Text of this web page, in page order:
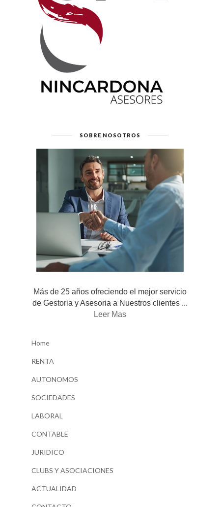
SOBRE NOSOTROS
Más de 25 años ofreciendo el mejor servicio
de Gestoria y Asesoria a Nuestros clientes ...
Leer Mas
Home
RENTA
AUTONOMOS
SOCIEDADES
LABORAL
CONTABLE
JURIDICO
CLUBS Y ASOCIACIONES
ACTUALIDAD